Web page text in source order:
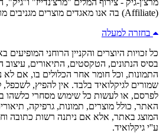
(Affiliate) בה אנו מאגדים מוצרים מגניבים מרחבי הרשת.
בחזרה למעלה
כל זכויות היוצרים והקניין הרוחני
בסיס הנתונים, הטקסטים, התיאורים,
התמונות, וכל חומר אחר הכלולים בו, אם
שמורים לגיקלואיד בלבד. אין להפיץ,
לפרסם, או לעשות כל שימוש מסחרי כלשהו
האתר, כולל מוצרים, תמונות, גרפיקה,
המוצג באתר, אלא אם ניתנה רשות כתובה
ע''י גיקלואיד.